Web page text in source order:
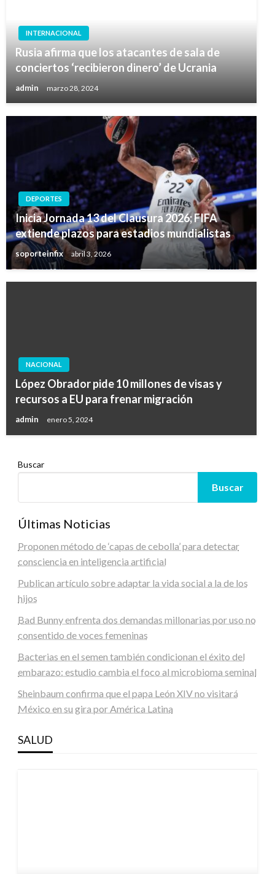
INTERNACIONAL
Rusia afirma que los atacantes de sala de
conciertos ‘recibieron dinero’ de Ucrania
admin marzo 28, 2024
DEPORTES
Inicia Jornada 13 del Clausura 2026; FIFA
extiende plazos para estadios mundialistas
soporteinfix abril 3, 2026
NACIONAL
López Obrador pide 10 millones de visas y
recursos a EU para frenar migración
admin enero 5, 2024
Buscar
Buscar
Últimas Noticias
Proponen método de ‘capas de cebolla’ para detectar
consciencia en inteligencia artificial
Publican artículo sobre adaptar la vida social a la de los
hijos
Bad Bunny enfrenta dos demandas millonarias por uso no
consentido de voces femeninas
Bacterias en el semen también condicionan el éxito del
embarazo: estudio cambia el foco al microbioma seminal
Sheinbaum confirma que el papa León XIV no visitará
México en su gira por América Latina
SALUD